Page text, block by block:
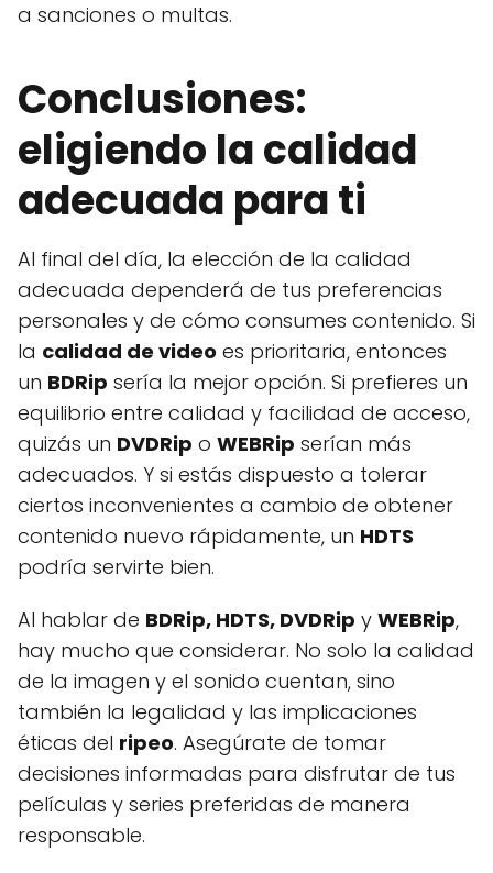
a sanciones o multas.
Conclusiones:
eligiendo la calidad
adecuada para ti
Al final del día, la elección de la calidad
adecuada dependerá de tus preferencias
personales y de cómo consumes contenido. Si
la calidad de video es prioritaria, entonces
un BDRip sería la mejor opción. Si prefieres un
equilibrio entre calidad y facilidad de acceso,
quizás un DVDRip o WEBRip serían más
adecuados. Y si estás dispuesto a tolerar
ciertos inconvenientes a cambio de obtener
contenido nuevo rápidamente, un HDTS
podría servirte bien.
Al hablar de BDRip, HDTS, DVDRip y WEBRip,
hay mucho que considerar. No solo la calidad
de la imagen y el sonido cuentan, sino
también la legalidad y las implicaciones
éticas del ripeo. Asegúrate de tomar
decisiones informadas para disfrutar de tus
películas y series preferidas de manera
responsable.